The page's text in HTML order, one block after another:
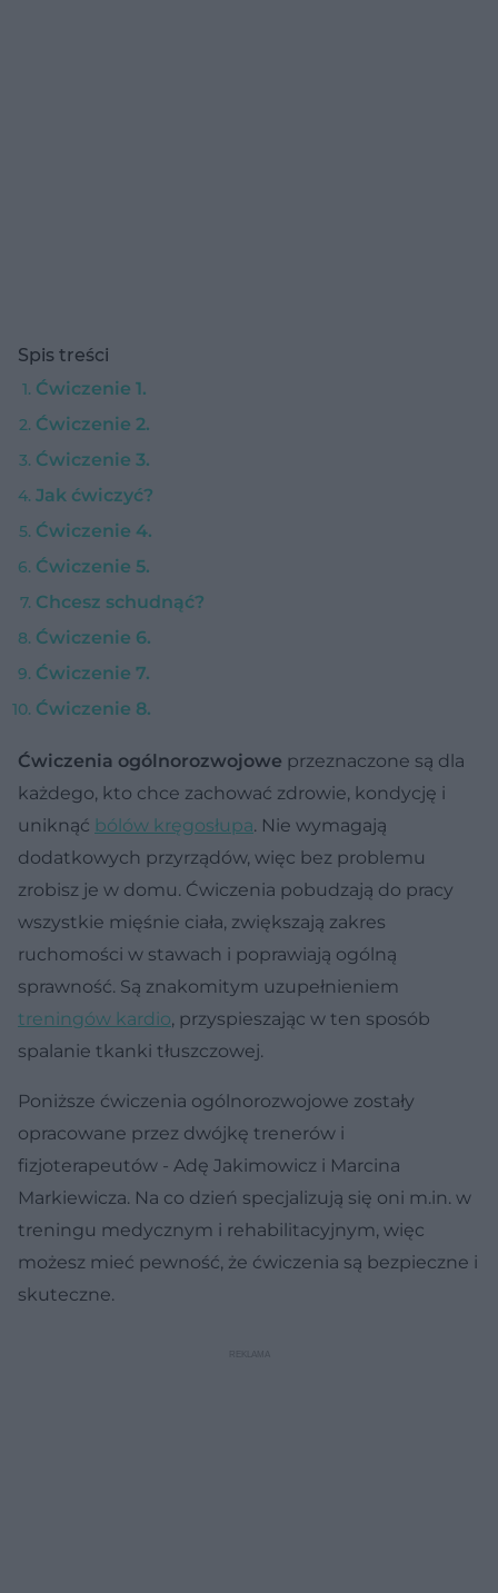
Spis treści
Ćwiczenie 1.
Ćwiczenie 2.
Ćwiczenie 3.
Jak ćwiczyć?
Ćwiczenie 4.
Ćwiczenie 5.
Chcesz schudnąć?
Ćwiczenie 6.
Ćwiczenie 7.
Ćwiczenie 8.
Ćwiczenia ogólnorozwojowe przeznaczone są dla
każdego, kto chce zachować zdrowie, kondycję i
uniknąć bólów kręgosłupa. Nie wymagają
dodatkowych przyrządów, więc bez problemu
zrobisz je w domu. Ćwiczenia pobudzają do pracy
wszystkie mięśnie ciała, zwiększają zakres
ruchomości w stawach i poprawiają ogólną
sprawność. Są znakomitym uzupełnieniem
treningów kardio, przyspieszając w ten sposób
spalanie tkanki tłuszczowej.
Poniższe ćwiczenia ogólnorozwojowe zostały
opracowane przez dwójkę trenerów i
fizjoterapeutów - Adę Jakimowicz i Marcina
Markiewicza. Na co dzień specjalizują się oni m.in. w
treningu medycznym i rehabilitacyjnym, więc
możesz mieć pewność, że ćwiczenia są bezpieczne i
skuteczne.